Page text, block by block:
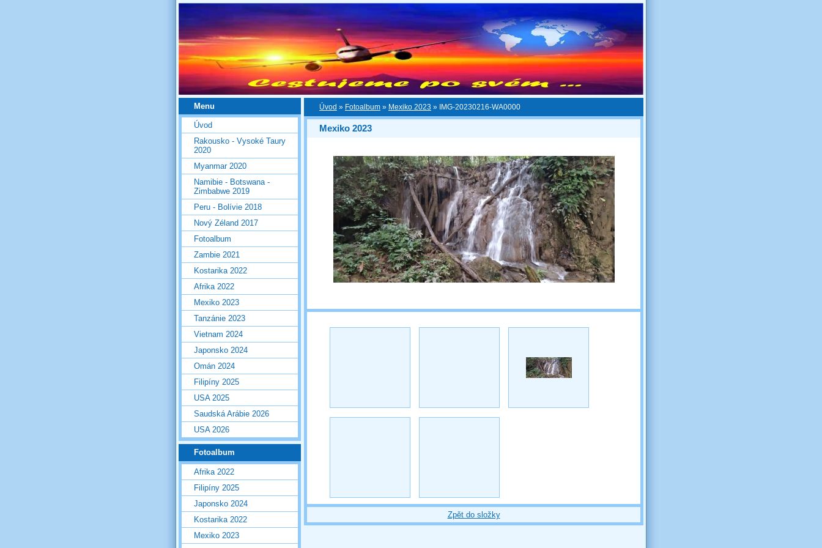
Úvod » Fotoalbum » Mexiko 2023 » IMG-20230216-WA0000
Mexiko 2023
Zpět do složky
Menu
Úvod
Rakousko - Vysoké Taury
2020
Myanmar 2020
Namibie - Botswana -
Zimbabwe 2019
Peru - Bolívie 2018
Nový Zéland 2017
Fotoalbum
Zambie 2021
Kostarika 2022
Afrika 2022
Mexiko 2023
Tanzánie 2023
Vietnam 2024
Japonsko 2024
Omán 2024
Filipíny 2025
USA 2025
Saudská Arábie 2026
USA 2026
Fotoalbum
Afrika 2022
Filipíny 2025
Japonsko 2024
Kostarika 2022
Mexiko 2023